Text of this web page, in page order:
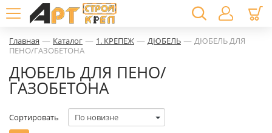
Главная — Каталог — 1. КРЕПЕЖ — ДЮБЕЛЬ — ДЮБЕЛЬ ДЛЯ
ПЕНО/ГАЗОБЕТОНА
ДЮБЕЛЬ ДЛЯ ПЕНО/
ГАЗОБЕТОНА
Сортировать